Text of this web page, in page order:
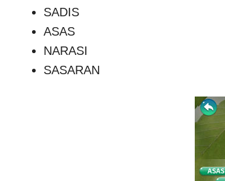
SADIS
ASAS
NARASI
SASARAN